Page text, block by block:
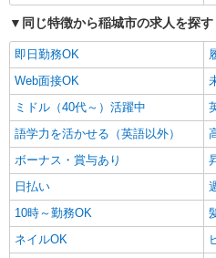
同じ特徴から稲城市の求人を探す
即日勤務OK
Web面接OK
ミドル（40代～）活躍中
語学力を活かせる（英語以外）
ボーナス・賞与あり
日払い
10時～勤務OK
ネイルOK